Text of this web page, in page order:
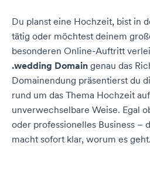
Du planst eine Hochzeit, bist in
tätig oder möchtest deinem
besonderen Online-Auftritt
.wedding Domain genau das
Domainendung präsentierst du
rund um das Thema Hochzeit
unverwechselbare Weise. Egal
oder professionelles Business –
macht sofort klar, worum es geht.